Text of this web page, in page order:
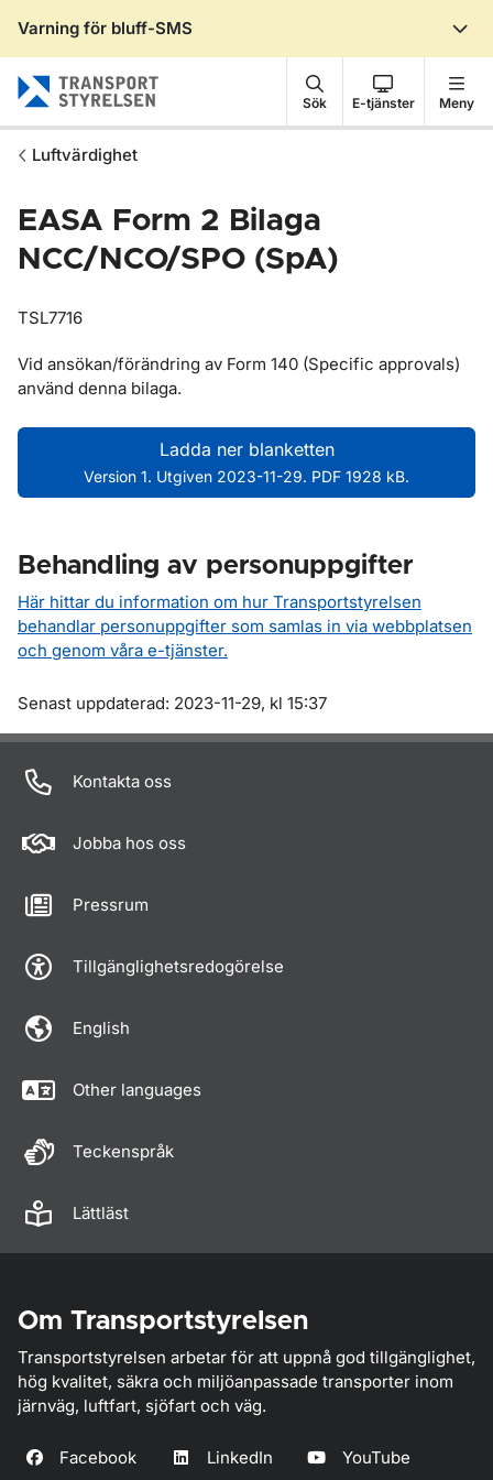
Varning för bluff-SMS
Sök E-tjänster Meny
Luftvärdighet
EASA Form 2 Bilaga
NCC/NCO/SPO (SpA)
TSL7716
Vid ansökan/förändring av Form 140 (Specific approvals)
använd denna bilaga.
Ladda ner blanketten
Version 1. Utgiven 2023-11-29. PDF 1928 kB.
Behandling av personuppgifter
Här hittar du information om hur Transportstyrelsen
behandlar personuppgifter som samlas in via webbplatsen
och genom våra e-tjänster.
Om sidan
Senast uppdaterad: 2023-11-29, kl 15:37
Kontakta oss
Jobba hos oss
Pressrum
Tillgänglighetsredogörelse
English
Other languages
Teckenspråk
Lättläst
Om Transportstyrelsen
Transportstyrelsen arbetar för att uppnå god tillgänglighet,
hög kvalitet, säkra och miljöanpassade transporter inom
järnväg, luftfart, sjöfart och väg.
Facebook LinkedIn YouTube